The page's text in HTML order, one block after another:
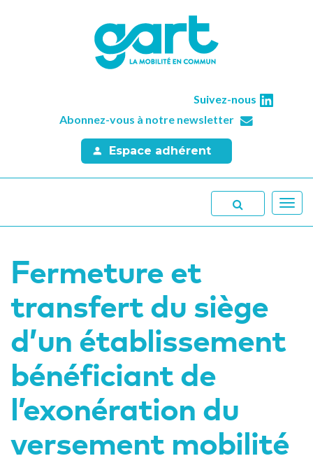
Suivez-nous
Abonnez-vous à notre newsletter
Espace adhérent
Fermeture et
transfert du siège
d’un établissement
bénéficiant de
l’exonération du
versement mobilité